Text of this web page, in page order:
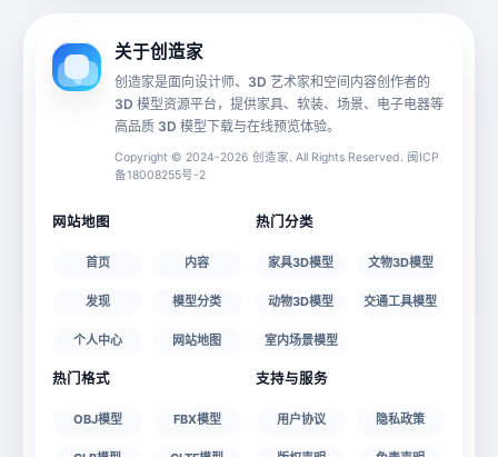
文件大小
关于创造家
创造家是面向设计师、3D 艺术家和空间内容创作者的
3D 模型资源平台，提供家具、软装、场景、电子电器等
高品质 3D 模型下载与在线预览体验。
Copyright © 2024-2026 创造家. All Rights Reserved. 闽ICP
备18008255号-2
网站地图
首页 内容
发现 模型分类
个人中心 网站地图
热门分类
家具3D模型 文物3D模型
动物3D模型 交通工具模型
室内场景模型
热门格式
OBJ模型 FBX模型
支持与服务
用户协议 隐私政策